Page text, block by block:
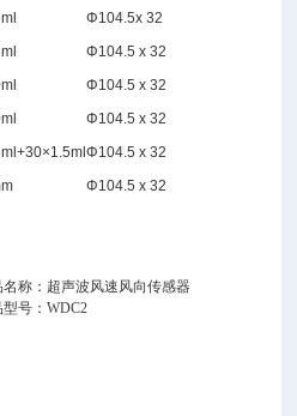
Φ104.5x 32
Φ104.5 x 32
Φ104.5 x 32
Φ104.5 x 32
Φ104.5 x 32
Φ104.5 x 32
名称：超声波风速风向传感器
型号：WDC2